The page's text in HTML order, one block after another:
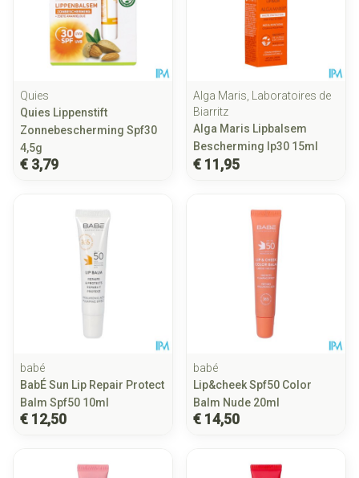
Quies
Quies Lippenstift
Zonnebescherming Spf30
4,5g
€ 3,79
Alga Maris, Laboratoires de
Biarritz
Alga Maris Lipbalsem
Bescherming Ip30 15ml
€ 11,95
babé
BabÉ Sun Lip Repair Protect
Balm Spf50 10ml
€ 12,50
babé
Lip&cheek Spf50 Color
Balm Nude 20ml
€ 14,50